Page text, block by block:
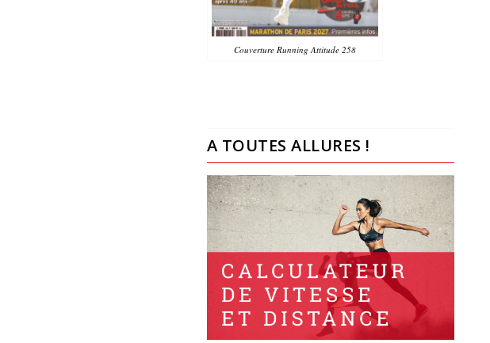
Couverture Running Attitude 258
A TOUTES ALLURES !